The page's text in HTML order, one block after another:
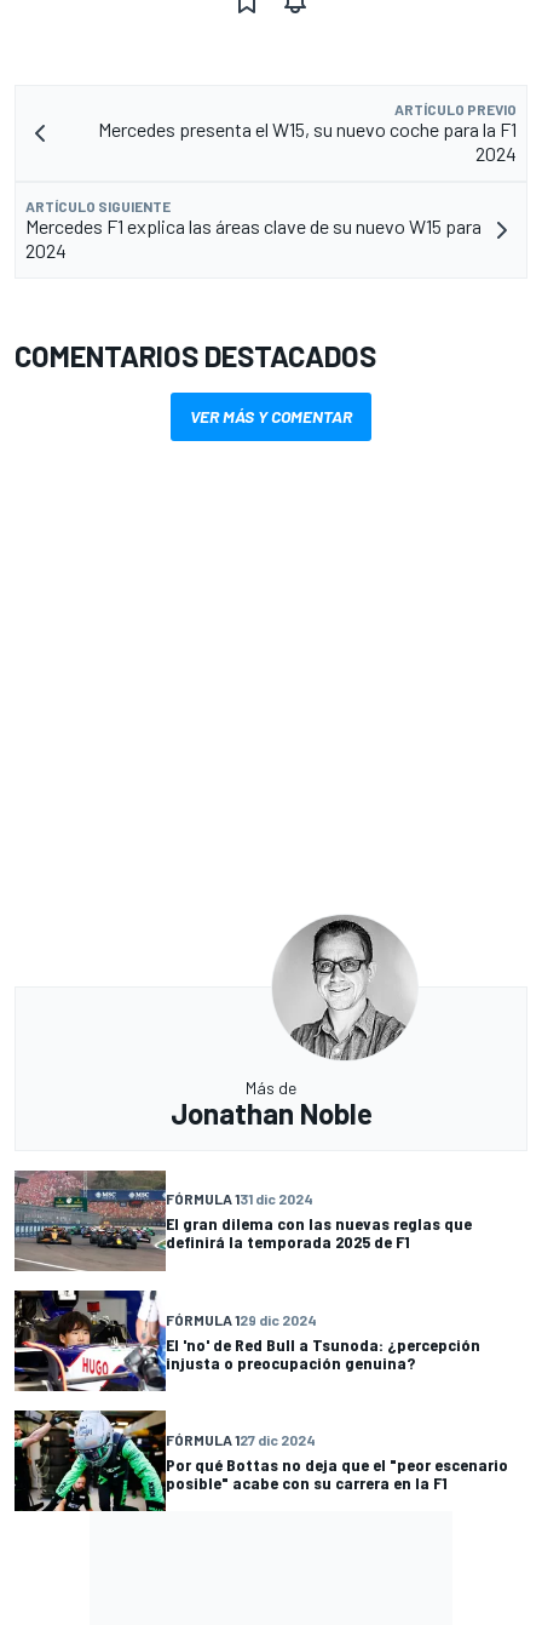
ARTÍCULO PREVIO
Mercedes presenta el W15, su nuevo coche para la F1
2024
ARTÍCULO SIGUIENTE
Mercedes F1 explica las áreas clave de su nuevo W15 para
2024
COMENTARIOS DESTACADOS
VER MÁS Y COMENTAR
Más de
Jonathan Noble
FÓRMULA 131 dic 2024
El gran dilema con las nuevas reglas que
definirá la temporada 2025 de F1
FÓRMULA 129 dic 2024
El 'no' de Red Bull a Tsunoda: ¿percepción
injusta o preocupación genuina?
FÓRMULA 127 dic 2024
Por qué Bottas no deja que el "peor escenario
posible" acabe con su carrera en la F1